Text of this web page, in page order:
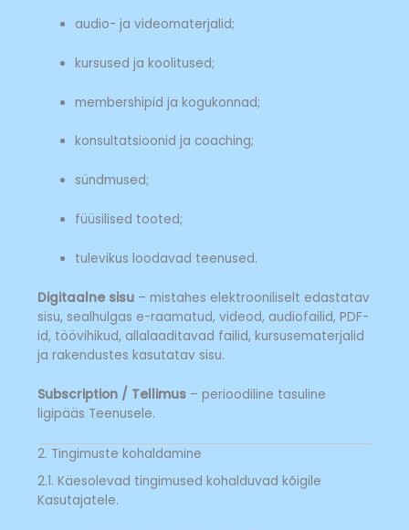
audio- ja videomaterjalid;
kursused ja koolitused;
membershipid ja kogukonnad;
konsultatsioonid ja coaching;
sündmused;
füüsilised tooted;
tulevikus loodavad teenused.
Digitaalne sisu – mistahes elektrooniliselt edastatav
sisu, sealhulgas e-raamatud, videod, audiofailid, PDF-
id, töövihikud, allalaaditavad failid, kursusematerjalid
ja rakendustes kasutatav sisu.
Subscription / Tellimus – perioodiline tasuline
ligipääs Teenusele.
2. Tingimuste kohaldamine
2.1. Käesolevad tingimused kohalduvad kõigile
Kasutajatele.